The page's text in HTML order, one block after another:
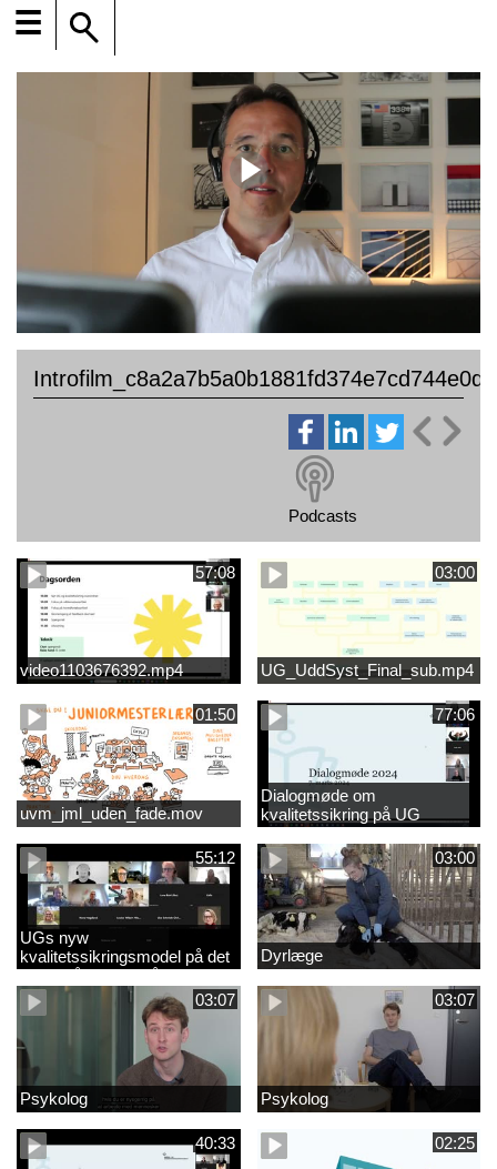
☰
Podcasts
57:08
video1103676392.mp4
03:00
UG_UddSyst_Final_sub.mp4
01:50
uvm_jml_uden_fade.mov
77:06
Dialogmøde om
kvalitetssikring på UG
55:12
UGs nyw
kvalitetssikringsmodel på det
videregående område
03:00
Dyrlæge
03:07
Psykolog
03:07
Psykolog
40:33 02:25